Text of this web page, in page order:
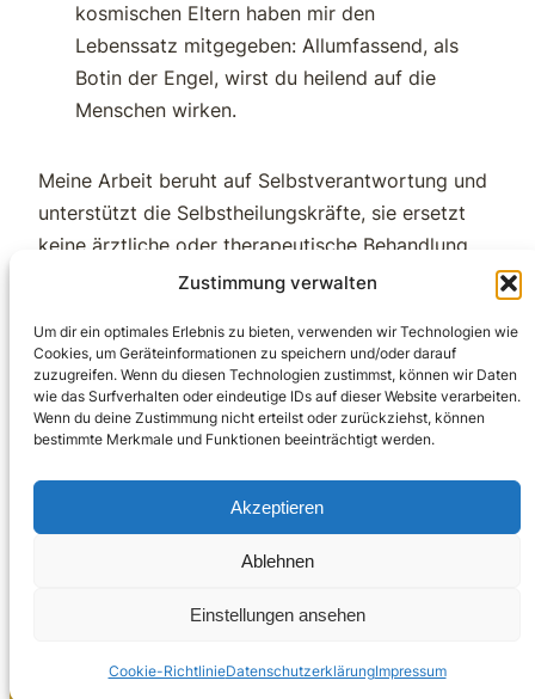
Zustimmung verwalten
Um dir ein optimales Erlebnis zu bieten, verwenden wir Technologien wie
Cookies, um Geräteinformationen zu speichern und/oder darauf
zuzugreifen. Wenn du diesen Technologien zustimmst, können wir Daten
wie das Surfverhalten oder eindeutige IDs auf dieser Website verarbeiten.
Wenn du deine Zustimmung nicht erteilst oder zurückziehst, können
bestimmte Merkmale und Funktionen beeinträchtigt werden.
Akzeptieren
Ablehnen
Einstellungen ansehen
Cookie-RichtlinieDatenschutzerklärungImpressum
kosmischen Eltern haben mir den
Lebenssatz mitgegeben: Allumfassend, als
Botin der Engel, wirst du heilend auf die
Menschen wirken.
Meine Arbeit beruht auf Selbstverantwortung und
unterstützt die Selbstheilungskräfte, sie ersetzt
keine ärztliche oder therapeutische Behandlung.
Ich stelle keine Diagnosen und gebe keine
Facebook
Schamanische
Schule
Earth Healing
Project